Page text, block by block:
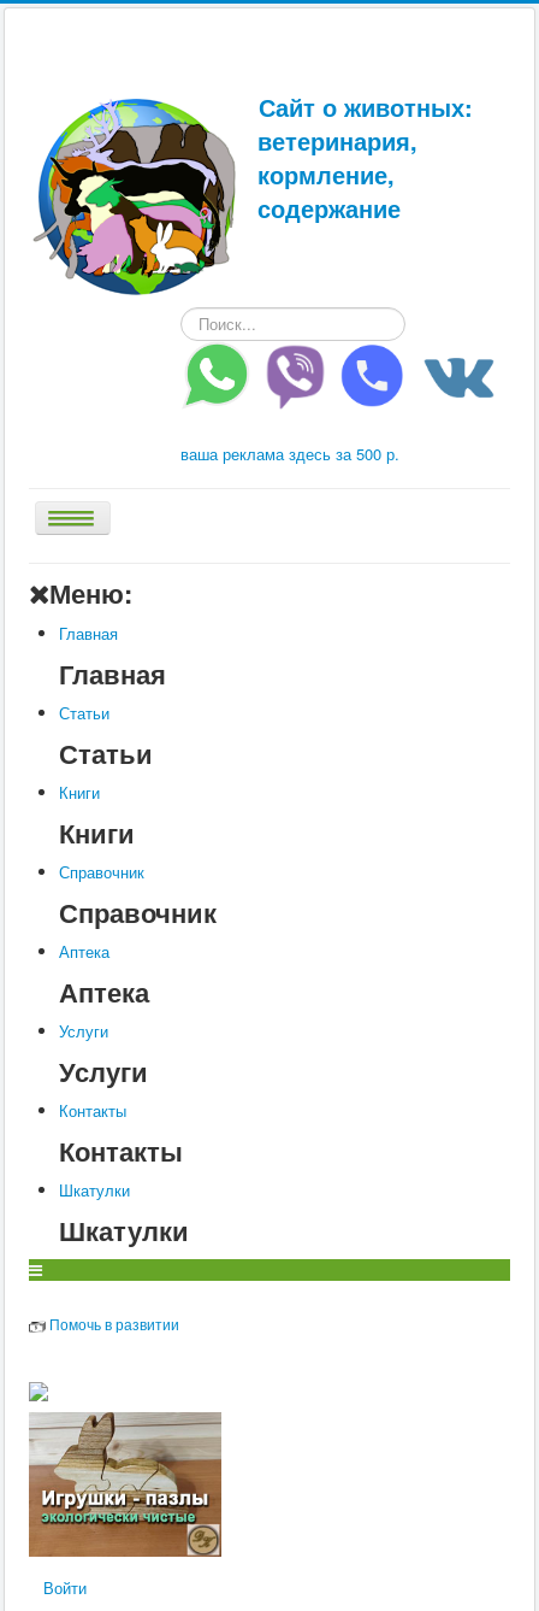
Сайт о животных:
ветеринария,
кормление,
содержание
Искать...
ваша реклама здесь за 500 р.
Книги
Услуги
Контакты
Шкатулки
Меню:
Главная
Главная
Статьи
Статьи
Книги
Книги
Справочник
Справочник
Аптека
Аптека
Услуги
Услуги
Контакты
Контакты
Шкатулки
Шкатулки
Помочь в развитии
Войти